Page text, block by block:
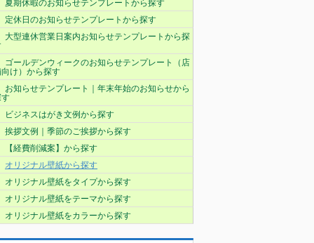
夏期休暇のお知らせテンプレートから探す
定休日のお知らせテンプレートから探す
大型連休営業日案内お知らせテンプレートから探
ゴールデンウィークのお知らせテンプレート（店
け）から探す
お知らせテンプレート｜年末年始のお知らせから
ビジネスはがき文例から探す
挨拶文例｜季節のご挨拶から探す
【経費削減案】から探す
オリジナル壁紙から探す
オリジナル壁紙をタイプから探す
オリジナル壁紙をテーマから探す
オリジナル壁紙をカラーから探す